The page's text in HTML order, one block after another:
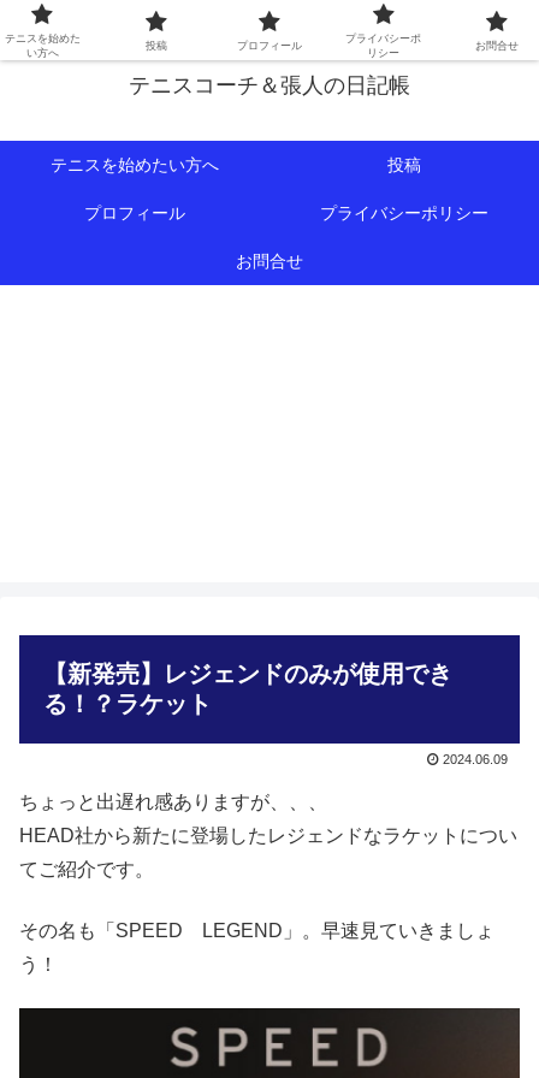
初心者∼中級者向けの情報を中心にテニスライフをサポート！
テニスコーチ＆張人の日記帳
テニスを始めたい方へ 投稿
プロフィール プライバシーポリシー
お問合せ
【新発売】レジェンドのみが使用でき
る！？ラケット
2024.06.09
ちょっと出遅れ感ありますが、、、
HEAD社から新たに登場したレジェンドなラケットについ
てご紹介です。
その名も「SPEED LEGEND」。早速見ていきましょ
う！
テニスを始めた
い方へ
投稿 プロフィール
プライバシーポ
リシー
お問合せ